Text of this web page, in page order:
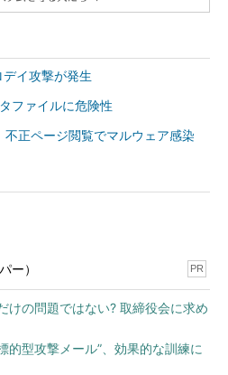
イ攻撃が発生
ファイルに危険性
正ページ閲覧でマルウェア感染
ー） PR
けの問題ではない? 取締役会に求め
的型攻撃メール”、効果的な訓練に